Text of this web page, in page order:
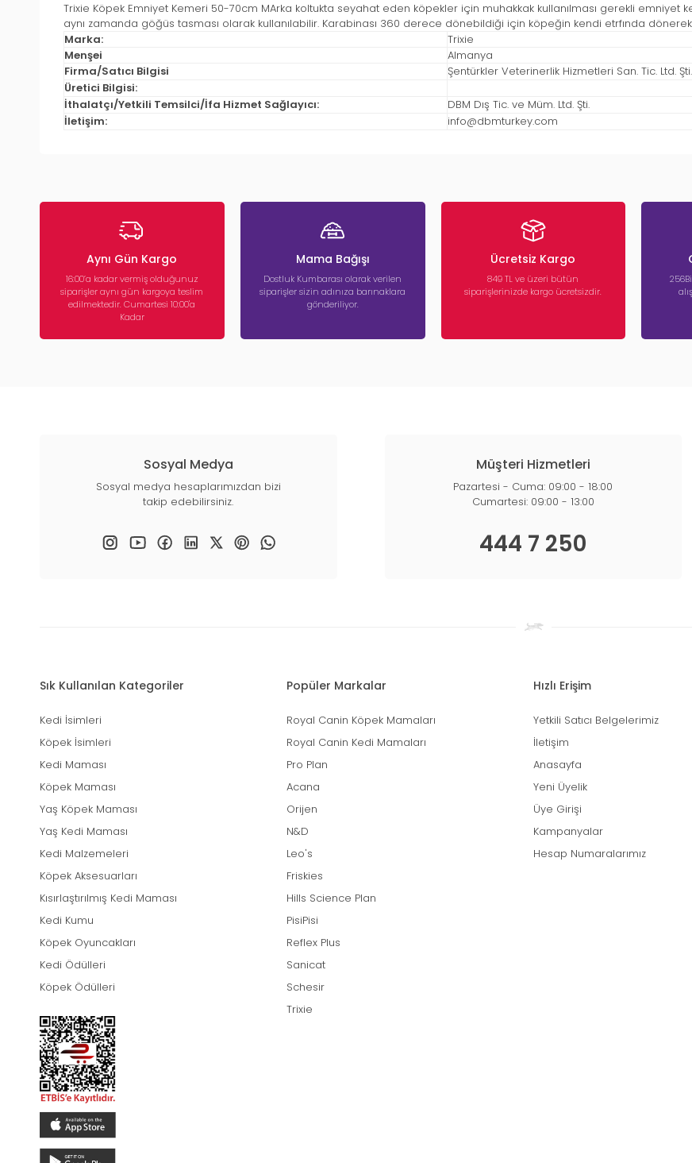
Trixie Köpek Emniyet Kemeri 50-70cm MArka koltukta seyahat eden köpekler için muhakkak kullanılması gerekli emniyet
aynı zamanda göğüs tasması olarak kullanılabilir. Karabinası 360 derece dönebildiği için köpeğin kendi etrfında
Marka:
Trixie
Menşei
Almanya
Firma/Satıcı Bilgisi
Şentürkler Veterinerlik Hizmetleri San. Tic. Ltd. Şti.
Üretici Bilgisi:
İthalatçı/Yetkili Temsilci/İfa Hizmet Sağlayıcı:
DBM Dış Tic. ve Müm. Ltd. Şti.
İletişim:
info@dbmturkey.com
Aynı Gün Kargo
16:00’a kadar vermiş olduğunuz
siparişler aynı gün kargoya teslim
edilmektedir. Cumartesi 10:00'a
Kadar
Mama Bağışı
Dostluk Kumbarası olarak verilen
siparişler sizin adınıza barınaklara
gönderiliyor.
Ücretsiz Kargo
849 TL ve üzeri bütün
siparişlerinizde kargo ücretsizdir.
Sosyal Medya
Sosyal medya hesaplarımızdan bizi
takip edebilirsiniz.
Müşteri Hizmetleri
Pazartesi - Cuma: 09:00 - 18:00
Cumartesi: 09:00 - 13:00
444 7 250
Sık Kullanılan Kategoriler
Kedi İsimleri
Köpek İsimleri
Kedi Maması
Köpek Maması
Yaş Köpek Maması
Yaş Kedi Maması
Kedi Malzemeleri
Köpek Aksesuarları
Kısırlaştırılmış Kedi Maması
Kedi Kumu
Köpek Oyuncakları
Kedi Ödülleri
Köpek Ödülleri
Popüler Markalar
Royal Canin Köpek Mamaları
Royal Canin Kedi Mamaları
Pro Plan
Acana
Orijen
N&D
Leo's
Friskies
Hills Science Plan
PisiPisi
Reflex Plus
Sanicat
Schesir
Trixie
Hızlı Erişim
Yetkili Satıcı Belgelerimiz
İletişim
Anasayfa
Yeni Üyelik
Üye Girişi
Kampanyalar
Hesap Numaralarımız